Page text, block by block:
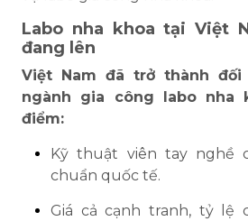
Labo nha khoa tại Việt
đang lên
Việt Nam đã trở thành
ngành gia công labo nha
điểm:
Kỹ thuật viên tay nghề
chuẩn quốc tế.
Giá cả cạnh tranh, tỷ lệ